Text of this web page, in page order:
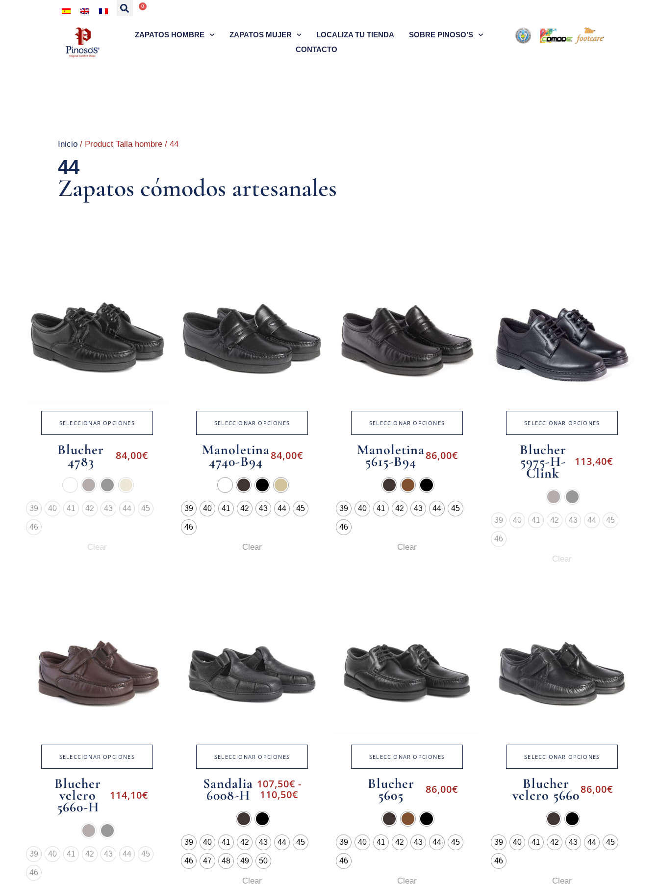
0
ZAPATOS HOMBRE ZAPATOS MUJER LOCALIZA TU TIENDA
SOBRE PINOSO’S
CONTACTO
Inicio/ Product Talla hombre / 44
44
Zapatos cómodos artesanales
SELECCIONAR OPCIONES
Blucher
4783 84,00€
39 40 41 42 43 44 45
46
Clear
SELECCIONAR OPCIONES
Manoletina
4740-B94 84,00€
39 40 41 42 43 44 45
46
Clear
SELECCIONAR OPCIONES
Manoletina
5615-B94 86,00€
39 40 41 42 43 44 45
46
Clear
SELECCIONAR OPCIONES
Blucher
5975-H-
Clink
113,40€
39 40 41 42 43 44 45
46
Clear
SELECCIONAR OPCIONES
Blucher
velcro
5660-H
114,10€
39 40 41 42 43 44 45
46
SELECCIONAR OPCIONES
Sandalia
6008-H
107,50€ -
110,50€
39 40 41 42 43 44 45
46 47 48 49 50
Clear
SELECCIONAR OPCIONES
Blucher
5605 86,00€
39 40 41 42 43 44 45
46
Clear
SELECCIONAR OPCIONES
Blucher
velcro 566086,00€
39 40 41 42 43 44 45
46
Clear